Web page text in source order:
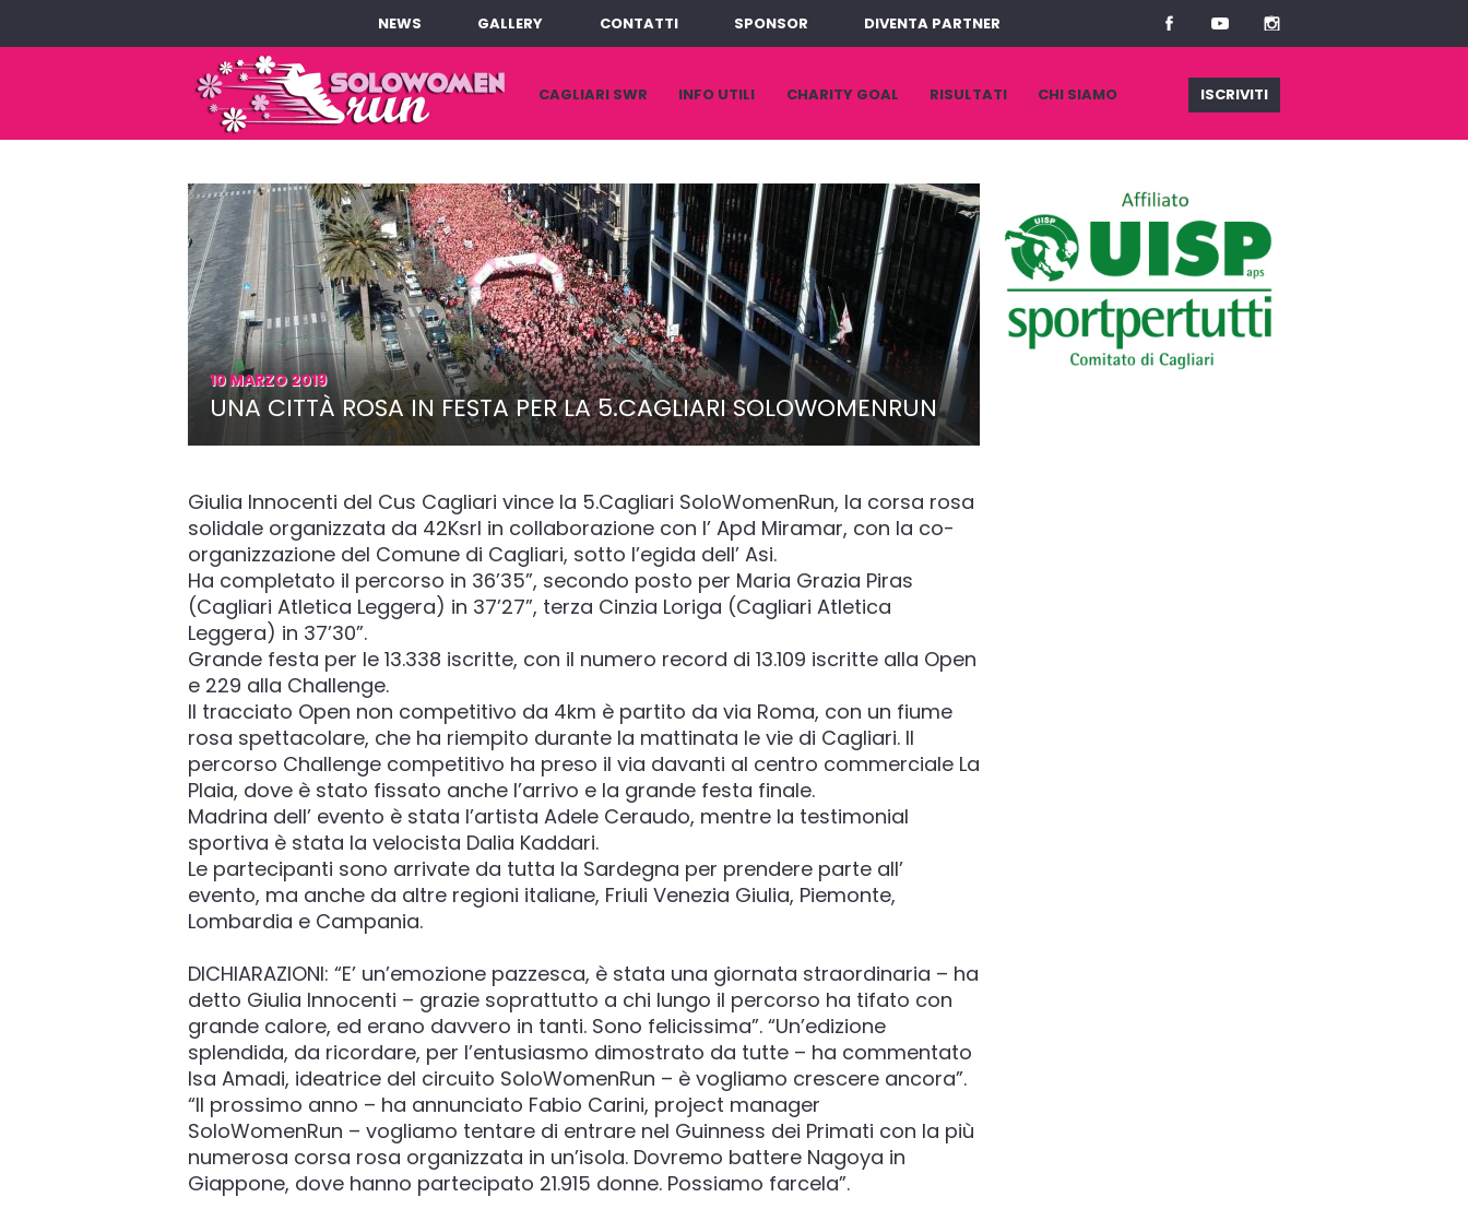
NEWS GALLERY CONTATTI SPONSOR DIVENTA PARTNER
VAI
CAGLIARI SWR INFO UTILI CHARITY GOAL RISULTATI CHI SIAMO ISCRIVITI
10 MARZO 2019
UNA CITTÀ ROSA IN FESTA PER LA 5.CAGLIARI SOLOWOMENRUN
Giulia Innocenti del Cus Cagliari vince la 5.Cagliari SoloWomenRun, la corsa rosa
solidale organizzata da 42Ksrl in collaborazione con l’ Apd Miramar, con la co-
organizzazione del Comune di Cagliari, sotto l’egida dell’ Asi.
Ha completato il percorso in 36’35”, secondo posto per Maria Grazia Piras
(Cagliari Atletica Leggera) in 37’27”, terza Cinzia Loriga (Cagliari Atletica
Leggera) in 37’30”.
Grande festa per le 13.338 iscritte, con il numero record di 13.109 iscritte alla Open
e 229 alla Challenge.
Il tracciato Open non competitivo da 4km è partito da via Roma, con un fiume
rosa spettacolare, che ha riempito durante la mattinata le vie di Cagliari. Il
percorso Challenge competitivo ha preso il via davanti al centro commerciale La
Plaia, dove è stato fissato anche l’arrivo e la grande festa finale.
Madrina dell’ evento è stata l’artista Adele Ceraudo, mentre la testimonial
sportiva è stata la velocista Dalia Kaddari.
Le partecipanti sono arrivate da tutta la Sardegna per prendere parte all’
evento, ma anche da altre regioni italiane, Friuli Venezia Giulia, Piemonte,
Lombardia e Campania.
DICHIARAZIONI: “E’ un’emozione pazzesca, è stata una giornata straordinaria – ha
detto Giulia Innocenti – grazie soprattutto a chi lungo il percorso ha tifato con
grande calore, ed erano davvero in tanti. Sono felicissima”. “Un’edizione
splendida, da ricordare, per l’entusiasmo dimostrato da tutte – ha commentato
Isa Amadi, ideatrice del circuito SoloWomenRun – è vogliamo crescere ancora”.
“Il prossimo anno – ha annunciato Fabio Carini, project manager
SoloWomenRun – vogliamo tentare di entrare nel Guinness dei Primati con la più
numerosa corsa rosa organizzata in un’isola. Dovremo battere Nagoya in
Giappone, dove hanno partecipato 21.915 donne. Possiamo farcela”.